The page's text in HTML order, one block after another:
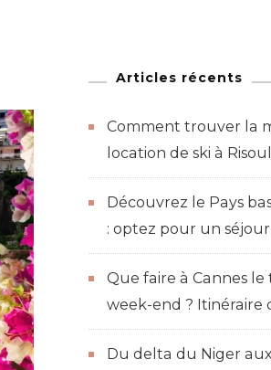
Articles récents
Comment trouver la
location de ski à
Découvrez le Pays
: optez pour un séjour
Que faire à Cannes le
week-end ? Itinéraire
Du delta du Niger